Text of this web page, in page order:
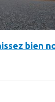
appareil
bien